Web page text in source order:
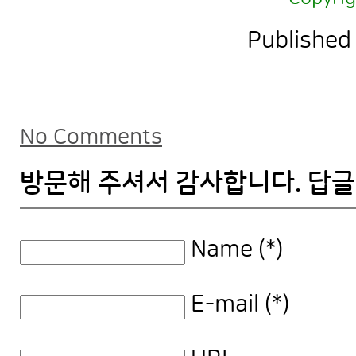
No Comments
방문해 주셔서 감사합니다. 답
Name (*)
E-mail (*)